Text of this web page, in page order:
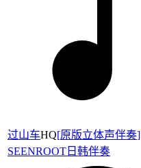
过山车HQ[原版立体声伴奏]
SEENROOT 日韩伴奏